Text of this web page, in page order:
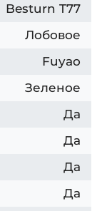
Besturn T77
Лобовое
Fuyao
Зеленое
Да
Да
Да
Да